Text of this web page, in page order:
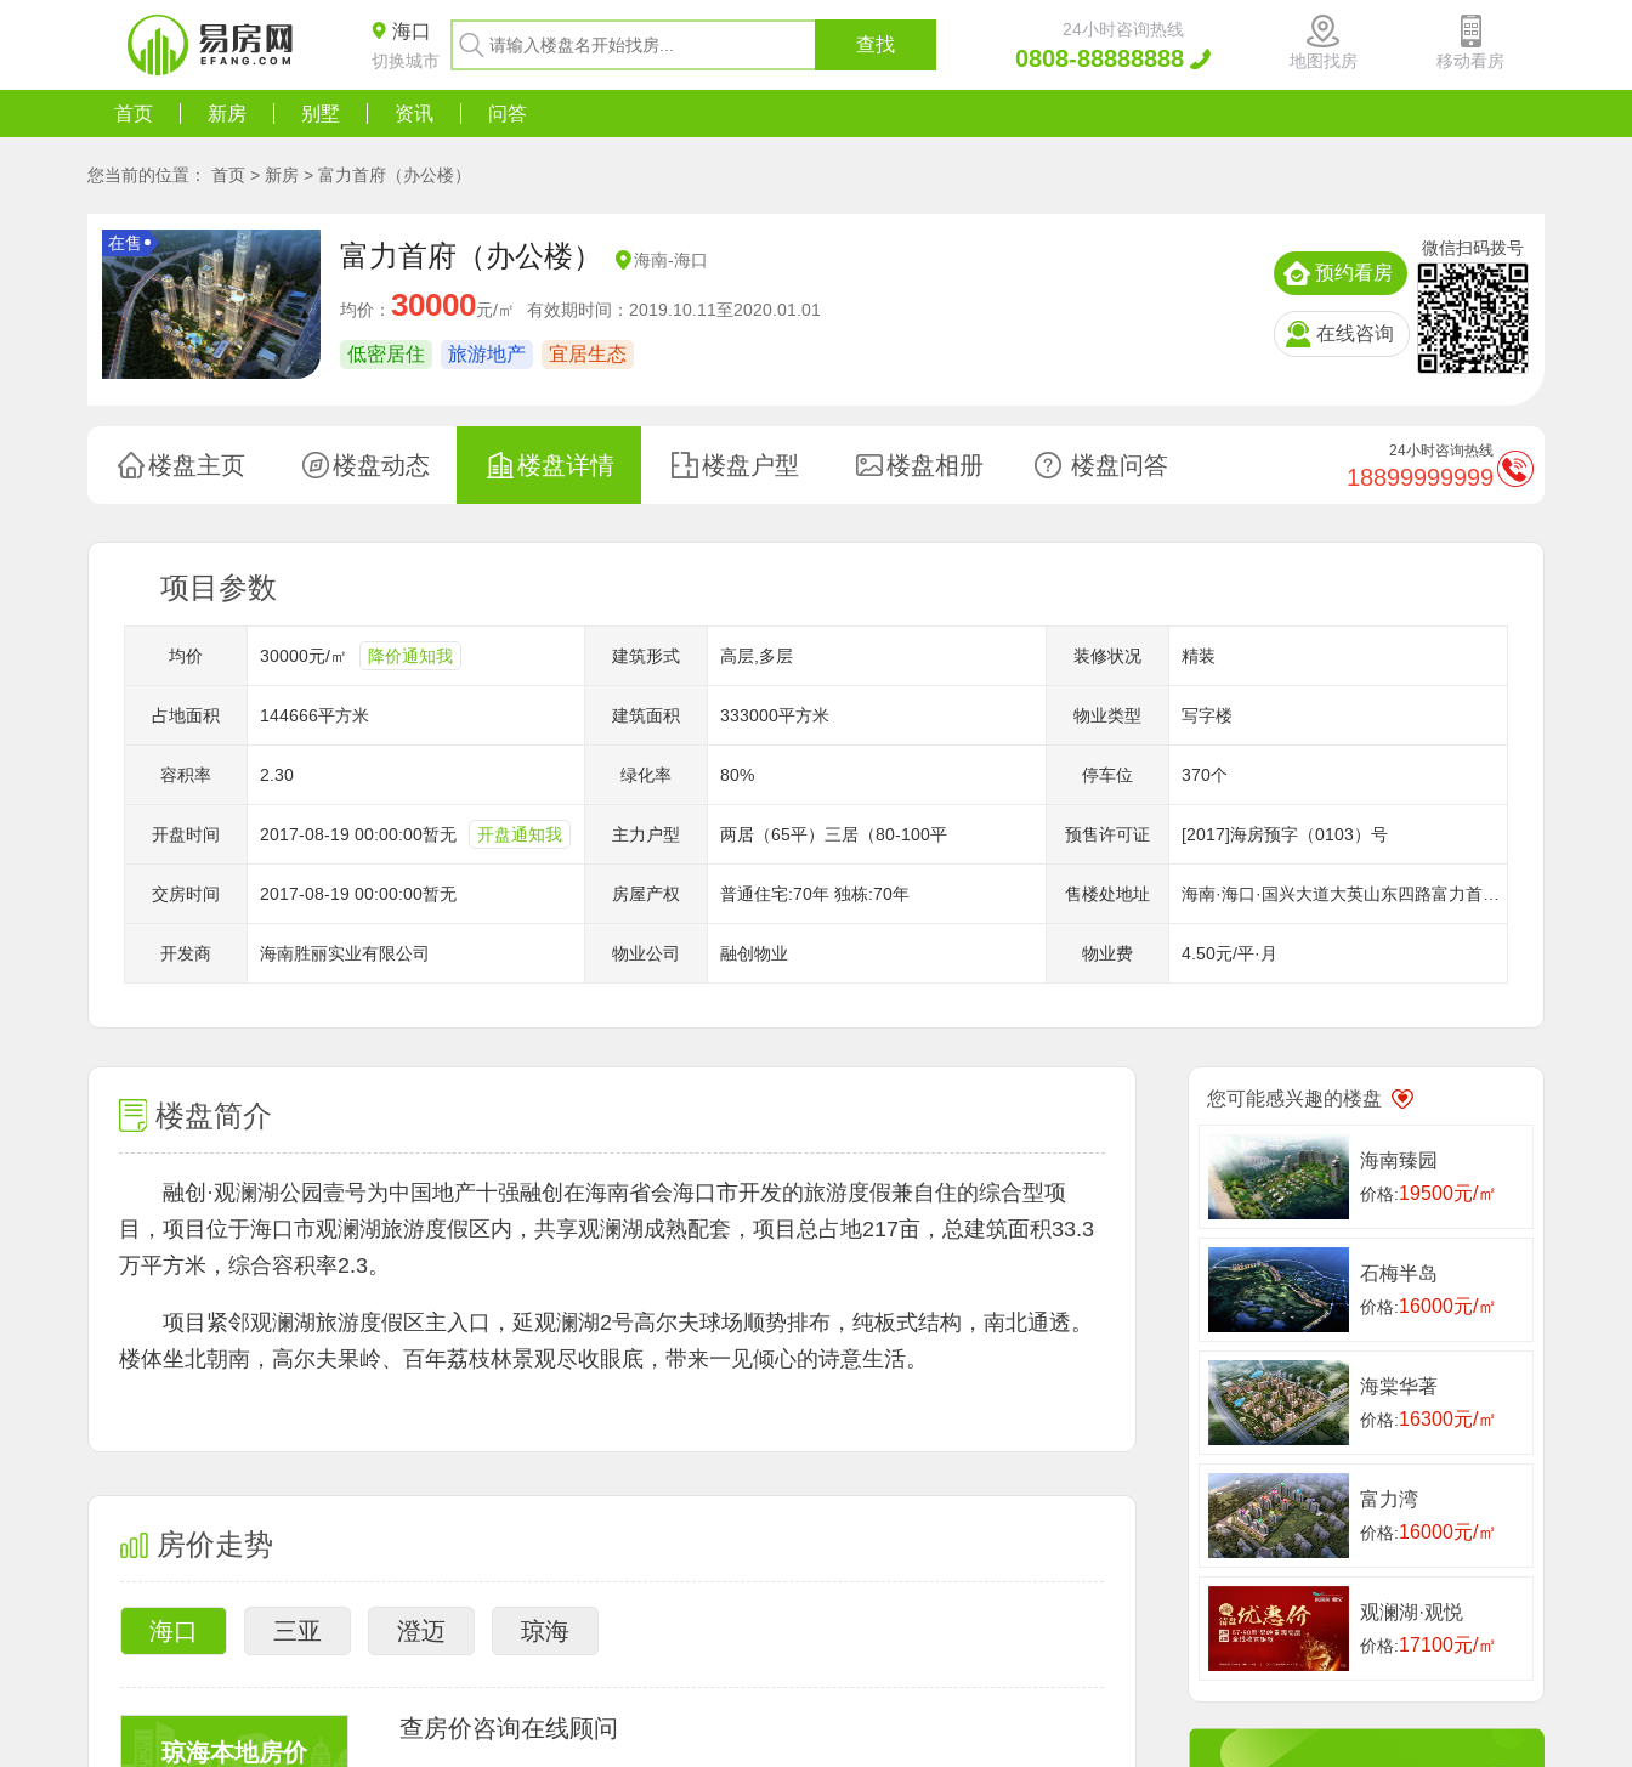
海口
切换城市
24小时咨询热线
0808-88888888 地图找房 移动看房
首页 新房 别墅 资讯 问答
您当前的位置： 首页 > 新房 > 富力首府（办公楼）
在售 富力首府（办公楼） 海南-海口
均价： 30000元/㎡ 有效期时间：2019.10.11至2020.01.01
低密居住 旅游地产 宜居生态
预约看房
在线咨询
微信扫码拨号
楼盘主页 楼盘动态 楼盘详情 楼盘户型 楼盘相册 楼盘问答
24小时咨询热线
18899999999
项目参数
均价 30000元/㎡ 降价通知我 建筑形式 高层,多层 装修状况 精装
占地面积 144666平方米 建筑面积 333000平方米 物业类型 写字楼
容积率 2.30 绿化率 80% 停车位 370个
开盘时间 2017-08-19 00:00:00暂无 开盘通知我 主力户型 两居（65平）三居（80-100平 预售许可证 [2017]海房预字（0103）号
交房时间 2017-08-19 00:00:00暂无 房屋产权 普通住宅:70年 独栋:70年 售楼处地址
开发商 海南胜丽实业有限公司 物业公司 融创物业 物业费 4.50元/平·月
楼盘简介
融创·观澜湖公园壹号为中国地产十强融创在海南省会海口市开发的旅游度假兼自住的综合型项
目，项目位于海口市观澜湖旅游度假区内，共享观澜湖成熟配套，项目总占地217亩，总建筑面积33.3
万平方米，综合容积率2.3。
项目紧邻观澜湖旅游度假区主入口，延观澜湖2号高尔夫球场顺势排布，纯板式结构，南北通透。
楼体坐北朝南，高尔夫果岭、百年荔枝林景观尽收眼底，带来一见倾心的诗意生活。
房价走势
海口
海口本地房价
三亚
三亚本地房价
澄迈
澄迈本地房价
琼海
琼海本地房价
查房价咨询在线顾问
您可能感兴趣的楼盘
海南臻园
价格:19500元/㎡
石梅半岛
价格:16000元/㎡
海棠华著
价格:16300元/㎡
富力湾
价格:16000元/㎡
观澜湖·观悦
价格:17100元/㎡